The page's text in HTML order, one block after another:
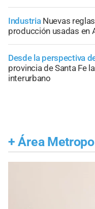
Industria Nuevas
producción usadas en
Desde la perspectiva
provincia de Santa Fe
interurbano
+ Área